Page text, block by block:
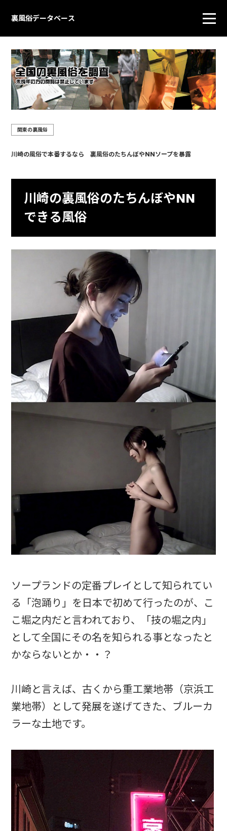
裏風俗データベース
関東の裏風俗
川崎の風俗で本番するなら 裏風俗のたちんぼやNNソープを暴露
川崎の裏風俗のたちんぼやNN
できる風俗
ソープランドの定番プレイとして知られてい
る「泡踊り」を日本で初めて行ったのが、こ
こ堀之内だと言われており、「技の堀之内」
として全国にその名を知られる事となったと
かならないとか・・？
川崎と言えば、古くから重工業地帯（京浜工
業地帯）として発展を遂げてきた、ブルーカ
ラーな土地です。